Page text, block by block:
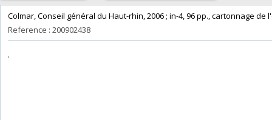
‎Colmar, Conseil général du Haut-rhin, 2006 ; in-4, 96 pp., cartonnage de
Reference : 200902438
‎.‎